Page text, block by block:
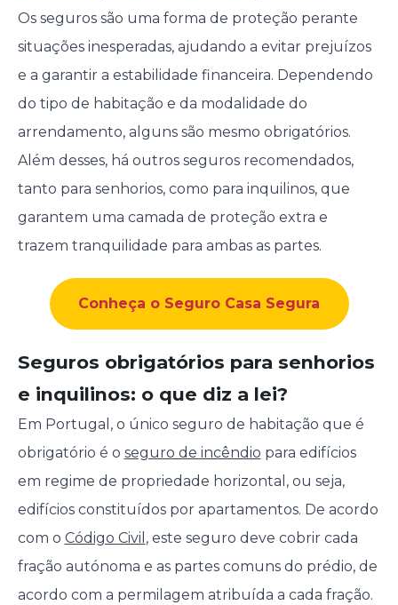
Os seguros são uma forma de proteção perante
situações inesperadas, ajudando a evitar prejuízos
e a garantir a estabilidade financeira. Dependendo
do tipo de habitação e da modalidade do
arrendamento, alguns são mesmo obrigatórios.
Além desses, há outros seguros recomendados,
tanto para senhorios, como para inquilinos, que
garantem uma camada de proteção extra e
trazem tranquilidade para ambas as partes.
Conheça o Seguro Casa Segura
Seguros obrigatórios para senhorios
e inquilinos: o que diz a lei?
Em Portugal, o único seguro de habitação que é
obrigatório é o seguro de incêndio para edifícios
em regime de propriedade horizontal, ou seja,
edifícios constituídos por apartamentos. De acordo
com o Código Civil , este seguro deve cobrir cada
fração autónoma e as partes comuns do prédio, de
acordo com a permilagem atribuída a cada fração.